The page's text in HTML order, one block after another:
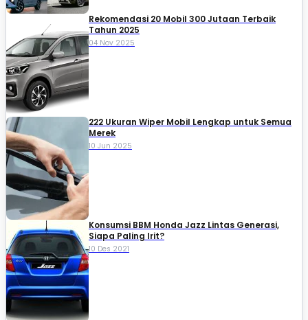
Rekomendasi 20 Mobil 300 Jutaan Terbaik
Tahun 2025
04 Nov 2025
222 Ukuran Wiper Mobil Lengkap untuk Semua
Merek
10 Jun 2025
Konsumsi BBM Honda Jazz Lintas Generasi,
Siapa Paling Irit?
10 Des 2021